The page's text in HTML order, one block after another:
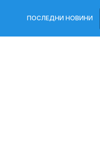
ПОСЛЕДНИ НОВИНИ